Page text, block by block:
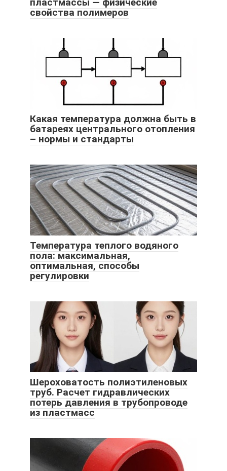
пластмассы — физические
свойства полимеров
Какая температура должна быть в
батареях центрального отопления
– нормы и стандарты
Температура теплого водяного
пола: максимальная,
оптимальная, способы
регулировки
Шероховатость полиэтиленовых
труб. Расчет гидравлических
потерь давления в трубопроводе
из пластмасс